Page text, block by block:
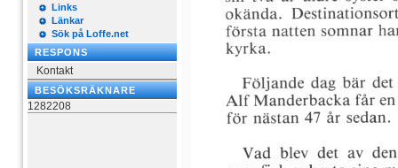
Links
Länkar
Sök på Loffe.net
RESPONS
Kontakt
BESÖKSRÄKNARE
1282208